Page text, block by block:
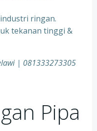
ringan.
tekanan tinggi &
| 081333273305
Pipa